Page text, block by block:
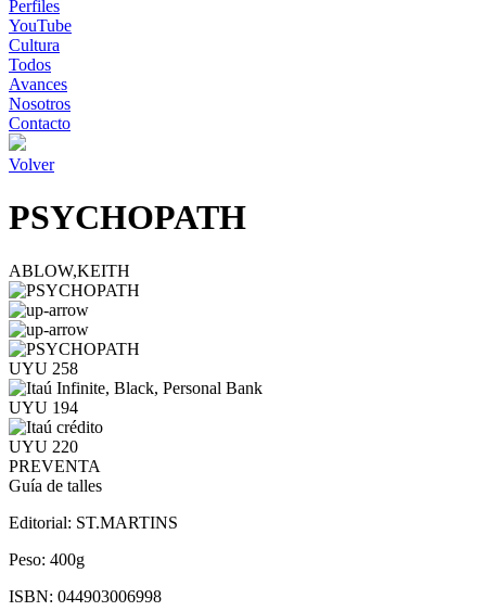
Perfiles
YouTube
Cultura
Todos
Avances
Nosotros
Contacto
Volver
PSYCHOPATH
ABLOW,KEITH
UYU 258
UYU 194
UYU 220
PREVENTA
Guía de talles
Editorial: ST.MARTINS
Peso: 400g
ISBN: 044903006998